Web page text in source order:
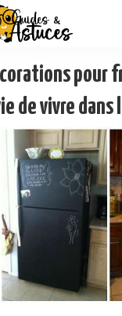
pour
de vivre dans